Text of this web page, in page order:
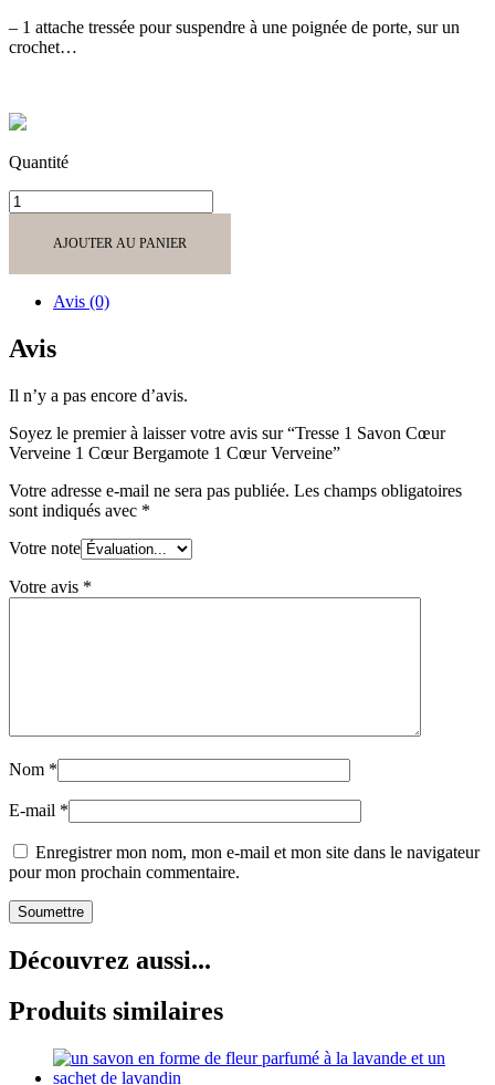
– 1 attache tressée pour suspendre à une poignée de porte, sur un
crochet…
Quantité
quantité
de
Savon
Cœur
1
Cœur
1
Verveine
AJOUTER AU PANIER
Avis (0)
Avis
Il n’y a pas encore d’avis.
Soyez le premier à laisser votre avis sur “Tresse 1 Savon Cœur
Verveine 1 Cœur Bergamote 1 Cœur Verveine”
Votre adresse e-mail ne sera pas publiée. Les champs obligatoires
sont indiqués avec *
Votre note
Votre avis *
Nom *
E-mail *
Enregistrer mon nom, mon e-mail et mon site dans le navigateur
pour mon prochain commentaire.
Découvrez aussi...
Produits similaires